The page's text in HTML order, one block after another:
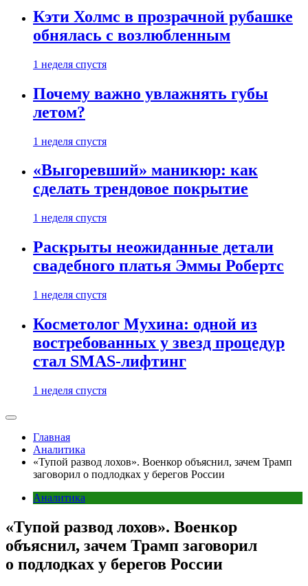
Кэти Холмс в прозрачной рубашке
обнялась с возлюбленным
1 неделя спустя
Почему важно увлажнять губы
летом?
1 неделя спустя
«Выгоревший» маникюр: как
сделать трендовое покрытие
1 неделя спустя
Раскрыты неожиданные детали
свадебного платья Эммы Робертс
1 неделя спустя
Косметолог Мухина: одной из
востребованных у звезд процедур
стал SMAS-лифтинг
1 неделя спустя
Главная
Аналитика
«Тупой развод лохов». Военкор объяснил, зачем Трамп
заговорил о подлодках у берегов России
Аналитика
«Тупой развод лохов». Военкор
объяснил, зачем Трамп заговорил
о подлодках у берегов России